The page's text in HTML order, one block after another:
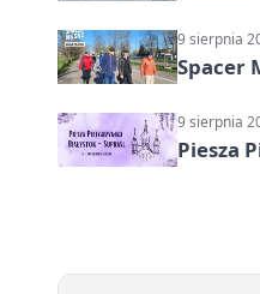
9 sierpnia
Spacer
9 sierpnia
Piesza